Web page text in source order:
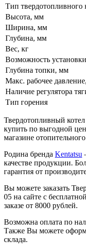
Тип твердотопливного
Высота, мм
Ширина, мм
Глубина, мм
Вес, кг
Возможность
Глубина топки, мм
Макс. рабочее
Наличие регулятора
Тип горения
Твердотопливный
купить по выгодной
магазине
Родина бренда Kentatsu
качестве продукции.
гарантия от
Вы можете заказать
05 на сайте с
заказе от 8000 рублей.
Возможна оплата по
Также Вы можете
склада.